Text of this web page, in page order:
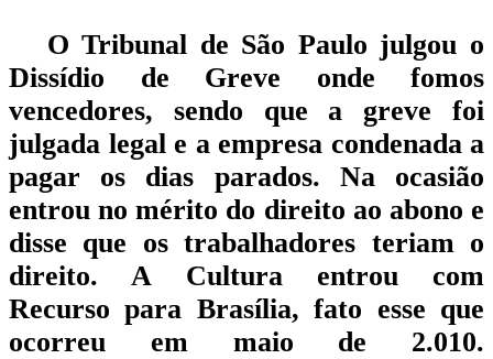
O Tribunal de São Paulo julgou o
Dissídio de Greve onde fomos
vencedores, sendo que a greve foi
julgada legal e a empresa condenada a
pagar os dias parados. Na ocasião
entrou no mérito do direito ao abono e
disse que os trabalhadores teriam o
direito. A Cultura entrou com
Recurso para Brasília, fato esse que
ocorreu em maio de 2.010.